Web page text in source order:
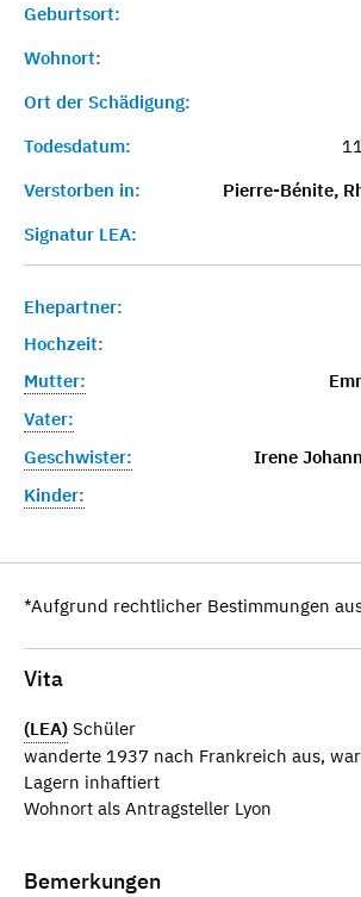
Geburtsort:
Wohnort:
Ort der Schädigung:
Todesdatum:
Verstorben in:
Pierre-Bénite,
Signatur LEA:
Ehepartner:
Hochzeit:
Mutter:
Vater:
Geschwister:
Irene
Kinder:
*Aufgrund rechtlicher Bestimmungen
Vita
(LEA) Schüler
wanderte 1937 nach Frankreich aus,
Lagern inhaftiert
Wohnort als Antragsteller Lyon
Bemerkungen